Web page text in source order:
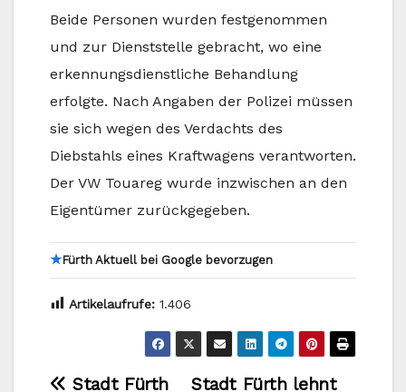
Beide Personen wurden festgenommen
und zur Dienststelle gebracht, wo eine
erkennungsdienstliche Behandlung
erfolgte. Nach Angaben der Polizei müssen
sie sich wegen des Verdachts des
Diebstahls eines Kraftwagens verantworten.
Der VW Touareg wurde inzwischen an den
Eigentümer zurückgegeben.
★Fürth Aktuell bei Google bevorzugen
Artikelaufrufe: 1.406
Stadt Fürth lehnt
Stadt Fürth